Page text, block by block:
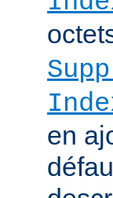
en